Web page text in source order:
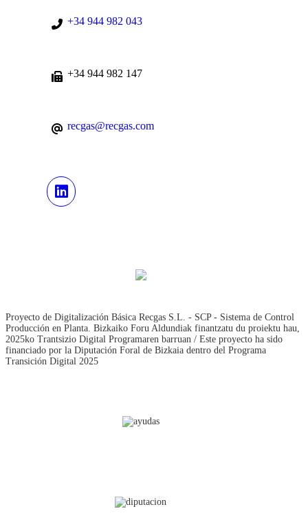
+34 944 982 043
+34 944 982 147
recgas@recgas.com
Proyecto de Digitalización Básica Recgas S.L. - SCP - Sistema de Control
Producción en Planta. Bizkaiko Foru Aldundiak finantzatu du proiektu hau,
2025ko Trantsizio Digital Programaren barruan / Este proyecto ha sido
financiado por la Diputación Foral de Bizkaia dentro del Programa
Transición Digital 2025